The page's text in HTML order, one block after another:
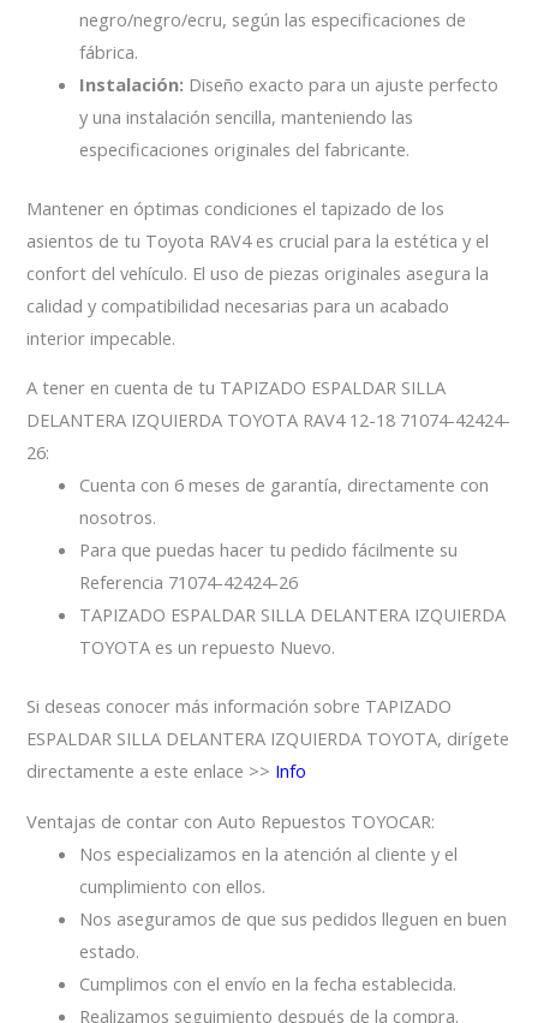
negro/negro/ecru, según las especificaciones de
fábrica.
Instalación: Diseño exacto para un ajuste perfecto
y una instalación sencilla, manteniendo las
especificaciones originales del fabricante.
Mantener en óptimas condiciones el tapizado de los
asientos de tu Toyota RAV4 es crucial para la estética y el
confort del vehículo. El uso de piezas originales asegura la
calidad y compatibilidad necesarias para un acabado
interior impecable.
A tener en cuenta de tu TAPIZADO ESPALDAR SILLA
DELANTERA IZQUIERDA TOYOTA RAV4 12-18 71074-42424-
26:
Cuenta con 6 meses de garantía, directamente con
nosotros.
Para que puedas hacer tu pedido fácilmente su
Referencia 71074-42424-26
TAPIZADO ESPALDAR SILLA DELANTERA IZQUIERDA
TOYOTA es un repuesto Nuevo.
Si deseas conocer más información sobre TAPIZADO
ESPALDAR SILLA DELANTERA IZQUIERDA TOYOTA, dirígete
directamente a este enlace >> Info
Ventajas de contar con Auto Repuestos TOYOCAR:
Nos especializamos en la atención al cliente y el
cumplimiento con ellos.
Nos aseguramos de que sus pedidos lleguen en buen
estado.
Cumplimos con el envío en la fecha establecida.
Realizamos seguimiento después de la compra.